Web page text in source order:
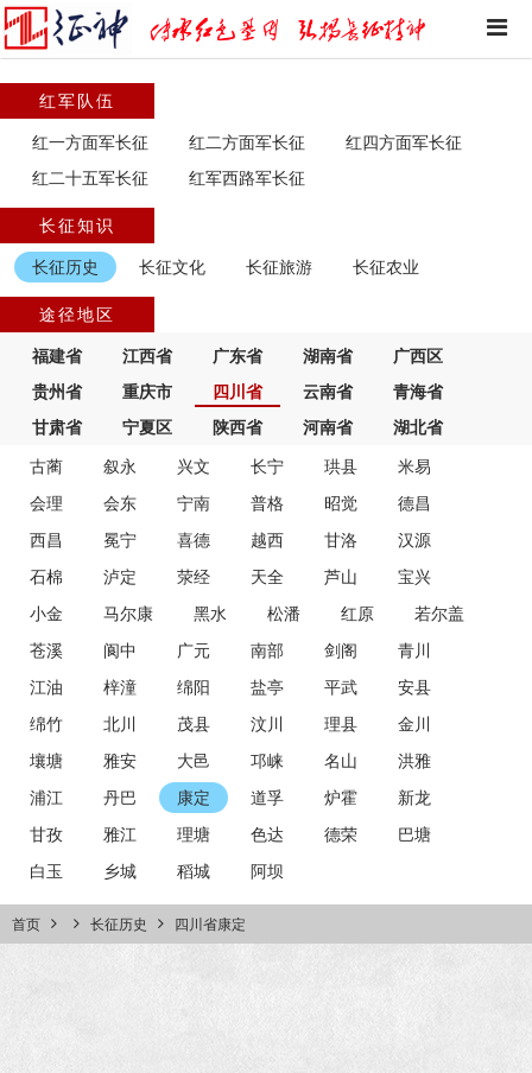
红军队伍
红一方面军长征 红二方面军长征
红四方面军长征
红二十五军长征
红军西路军长征
长征知识
长征历史 长征文化 长征旅游 长征农业
途径地区
福建省 江西省 广东省 湖南省
广西区
贵州省
重庆市 四川省 云南省
青海省
甘肃省
宁夏区 陕西省 河南省 湖北省
古蔺 叙永 兴文 长宁 珙县
米易
会理
会东 宁南 普格 昭觉
德昌
西昌
冕宁 喜德 越西 甘洛
汉源
石棉
泸定 荥经 天全 芦山
宝兴
小金
马尔康 黑水 松潘 红原
若尔盖
苍溪
阆中 广元 南部 剑阁
青川
江油
梓潼 绵阳 盐亭 平武
安县
绵竹
北川 茂县 汶川 理县
金川
壤塘
雅安 大邑 邛崃 名山
洪雅
浦江
丹巴 康定 道孚 炉霍
新龙
甘孜
雅江 理塘 色达 德荣
巴塘
白玉
乡城 稻城 阿坝
首页 长征历史 四川省康定